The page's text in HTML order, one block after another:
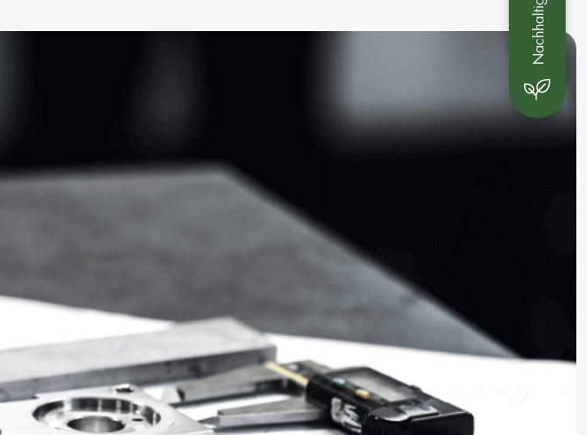
Nachhaltigkeit